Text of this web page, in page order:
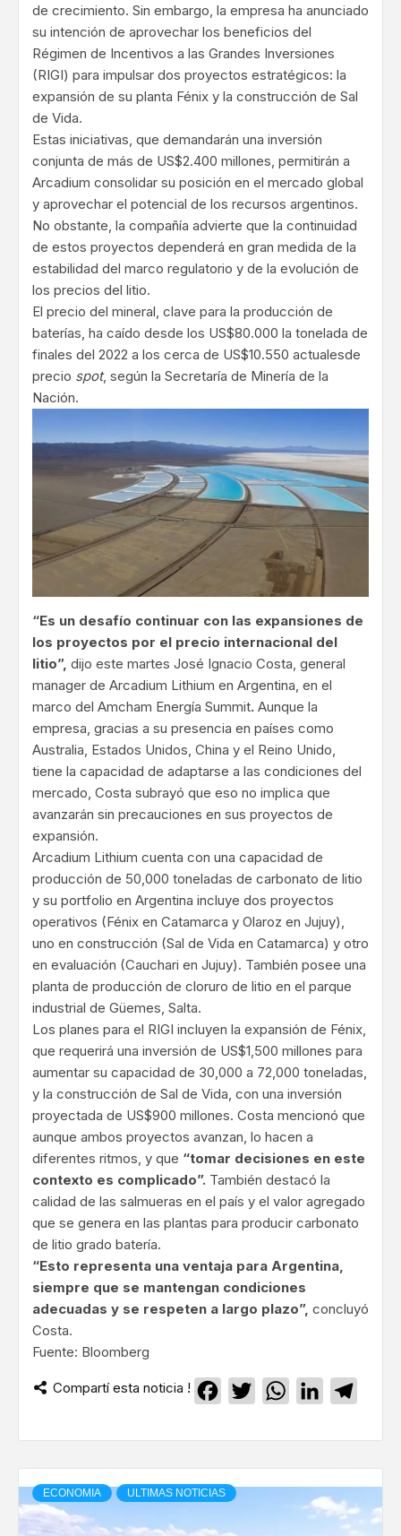
de crecimiento. Sin embargo, la empresa ha anunciado
su intención de aprovechar los beneficios del
Régimen de Incentivos a las Grandes Inversiones
(RIGI) para impulsar dos proyectos estratégicos: la
expansión de su planta Fénix y la construcción de Sal
de Vida.
Estas iniciativas, que demandarán una inversión
conjunta de más de US$2.400 millones, permitirán a
Arcadium consolidar su posición en el mercado global
y aprovechar el potencial de los recursos argentinos.
No obstante, la compañía advierte que la continuidad
de estos proyectos dependerá en gran medida de la
estabilidad del marco regulatorio y de la evolución de
los precios del litio.
El precio del mineral, clave para la producción de
baterías, ha caído desde los US$80.000 la tonelada de
finales del 2022 a los cerca de US$10.550 actualesde
precio spot, según la Secretaría de Minería de la
Nación.
“Es un desafío continuar con las expansiones de
los proyectos por el precio internacional del
litio”, dijo este martes José Ignacio Costa, general
manager de Arcadium Lithium en Argentina, en el
marco del Amcham Energía Summit. Aunque la
empresa, gracias a su presencia en países como
Australia, Estados Unidos, China y el Reino Unido,
tiene la capacidad de adaptarse a las condiciones del
mercado, Costa subrayó que eso no implica que
avanzarán sin precauciones en sus proyectos de
expansión.
Arcadium Lithium cuenta con una capacidad de
producción de 50,000 toneladas de carbonato de litio
y su portfolio en Argentina incluye dos proyectos
operativos (Fénix en Catamarca y Olaroz en Jujuy),
uno en construcción (Sal de Vida en Catamarca) y otro
en evaluación (Cauchari en Jujuy). También posee una
planta de producción de cloruro de litio en el parque
industrial de Güemes, Salta.
Los planes para el RIGI incluyen la expansión de Fénix,
que requerirá una inversión de US$1,500 millones para
aumentar su capacidad de 30,000 a 72,000 toneladas,
y la construcción de Sal de Vida, con una inversión
proyectada de US$900 millones. Costa mencionó que
aunque ambos proyectos avanzan, lo hacen a
diferentes ritmos, y que “tomar decisiones en este
contexto es complicado”. También destacó la
calidad de las salmueras en el país y el valor agregado
que se genera en las plantas para producir carbonato
de litio grado batería.
“Esto representa una ventaja para Argentina,
siempre que se mantengan condiciones
adecuadas y se respeten a largo plazo”, concluyó
Costa.
Fuente: Bloomberg
Compartí esta noticia ! Facebook
TwitterWhatsApp
LinkedIn
ECONOMIA ULTIMAS NOTICIAS